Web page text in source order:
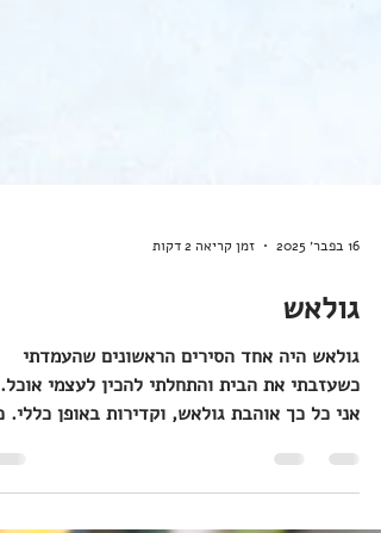
16 בפבר׳ 2025 זמן קריאה 2 דקות
גולאש
גולאש היה אחד הסירים הראשונים שהעמדתי
כשעזבתי את הבית והתחלתי להכין לעצמי אוכל.